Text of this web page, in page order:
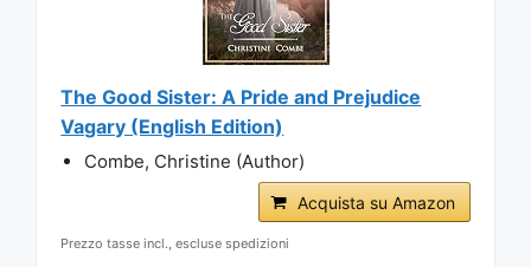
The Good Sister: A Pride and Prejudice
Vagary (English Edition)
Combe, Christine (Author)
Acquista su Amazon
Prezzo tasse incl., escluse spedizioni